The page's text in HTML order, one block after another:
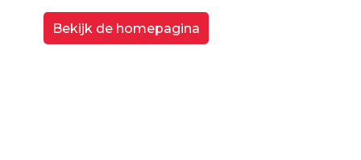
Bekijk de homepagina